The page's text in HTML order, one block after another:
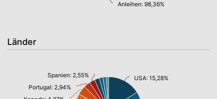
Anleihen: 98,36%
Länder
USA: 15,28%
Portugal: 2,94%
Spanien: 2,55%